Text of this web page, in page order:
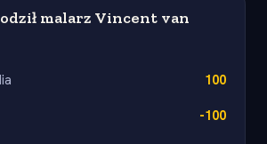
malarz Vincent van
100
-100